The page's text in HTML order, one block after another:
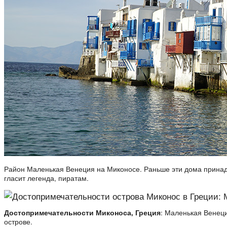
Район Маленькая Венеция на Миконосе. Раньше эти дома
гласит легенда, пиратам.
Достопримечательности Миконоса, Греция: Маленькая
острове.